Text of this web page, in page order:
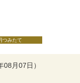
つみたて
08月07日）